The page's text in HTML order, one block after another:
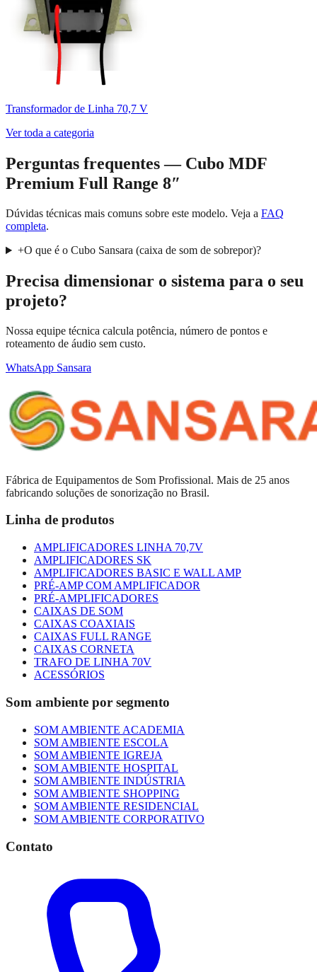
Transformador de Linha 70,7 V
Ver toda a categoria
Perguntas frequentes — Cubo MDF
Premium Full Range 8″
Dúvidas técnicas mais comuns sobre este modelo. Veja a FAQ
completa.
+O que é o Cubo Sansara (caixa de som de sobrepor)?
Precisa dimensionar o sistema para o seu
projeto?
Nossa equipe técnica calcula potência, número de pontos e
roteamento de áudio sem custo.
WhatsApp Sansara
Fábrica de Equipamentos de Som Profissional. Mais de 25 anos
fabricando soluções de sonorização no Brasil.
Linha de produtos
AMPLIFICADORES LINHA 70,7V
AMPLIFICADORES SK
AMPLIFICADORES BASIC E WALL AMP
PRÉ-AMP COM AMPLIFICADOR
PRÉ-AMPLIFICADORES
CAIXAS DE SOM
CAIXAS COAXIAIS
CAIXAS FULL RANGE
CAIXAS CORNETA
TRAFO DE LINHA 70V
ACESSÓRIOS
Som ambiente por segmento
SOM AMBIENTE ACADEMIA
SOM AMBIENTE ESCOLA
SOM AMBIENTE IGREJA
SOM AMBIENTE HOSPITAL
SOM AMBIENTE INDÚSTRIA
SOM AMBIENTE SHOPPING
SOM AMBIENTE RESIDENCIAL
SOM AMBIENTE CORPORATIVO
Contato